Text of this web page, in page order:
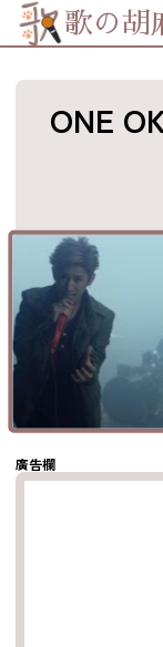
歌の胡
ONE
分享至
享至 X
製鏈結
廣告欄